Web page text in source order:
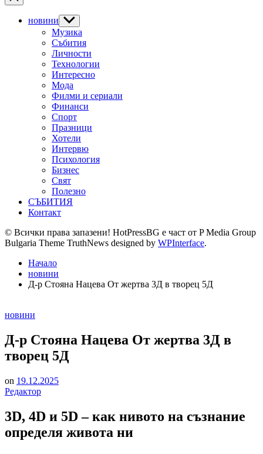
новини Show
sub
menu
Музика
Събития
Личности
Технологии
Интересно
Мода
Филми и сериали
Финанси
Спорт
Празници
Хотели
Интервю
Психология
Бизнес
Свят
Полезно
СЪБИТИЯ
Контакт
© Всички права запазени! HotPressBG е част от P Media Group
Bulgaria Theme TruthNews designed by WPInterface.
Начало
новини
Д-р Стояна Нацева От жертва 3Д в творец 5Д
Posted
новини
Д-р Стояна Нацева От жертва 3Д в
творец 5Д
on 19.12.2025
Редактор
3D, 4D и 5D – как нивото на съзнание
определя живота ни